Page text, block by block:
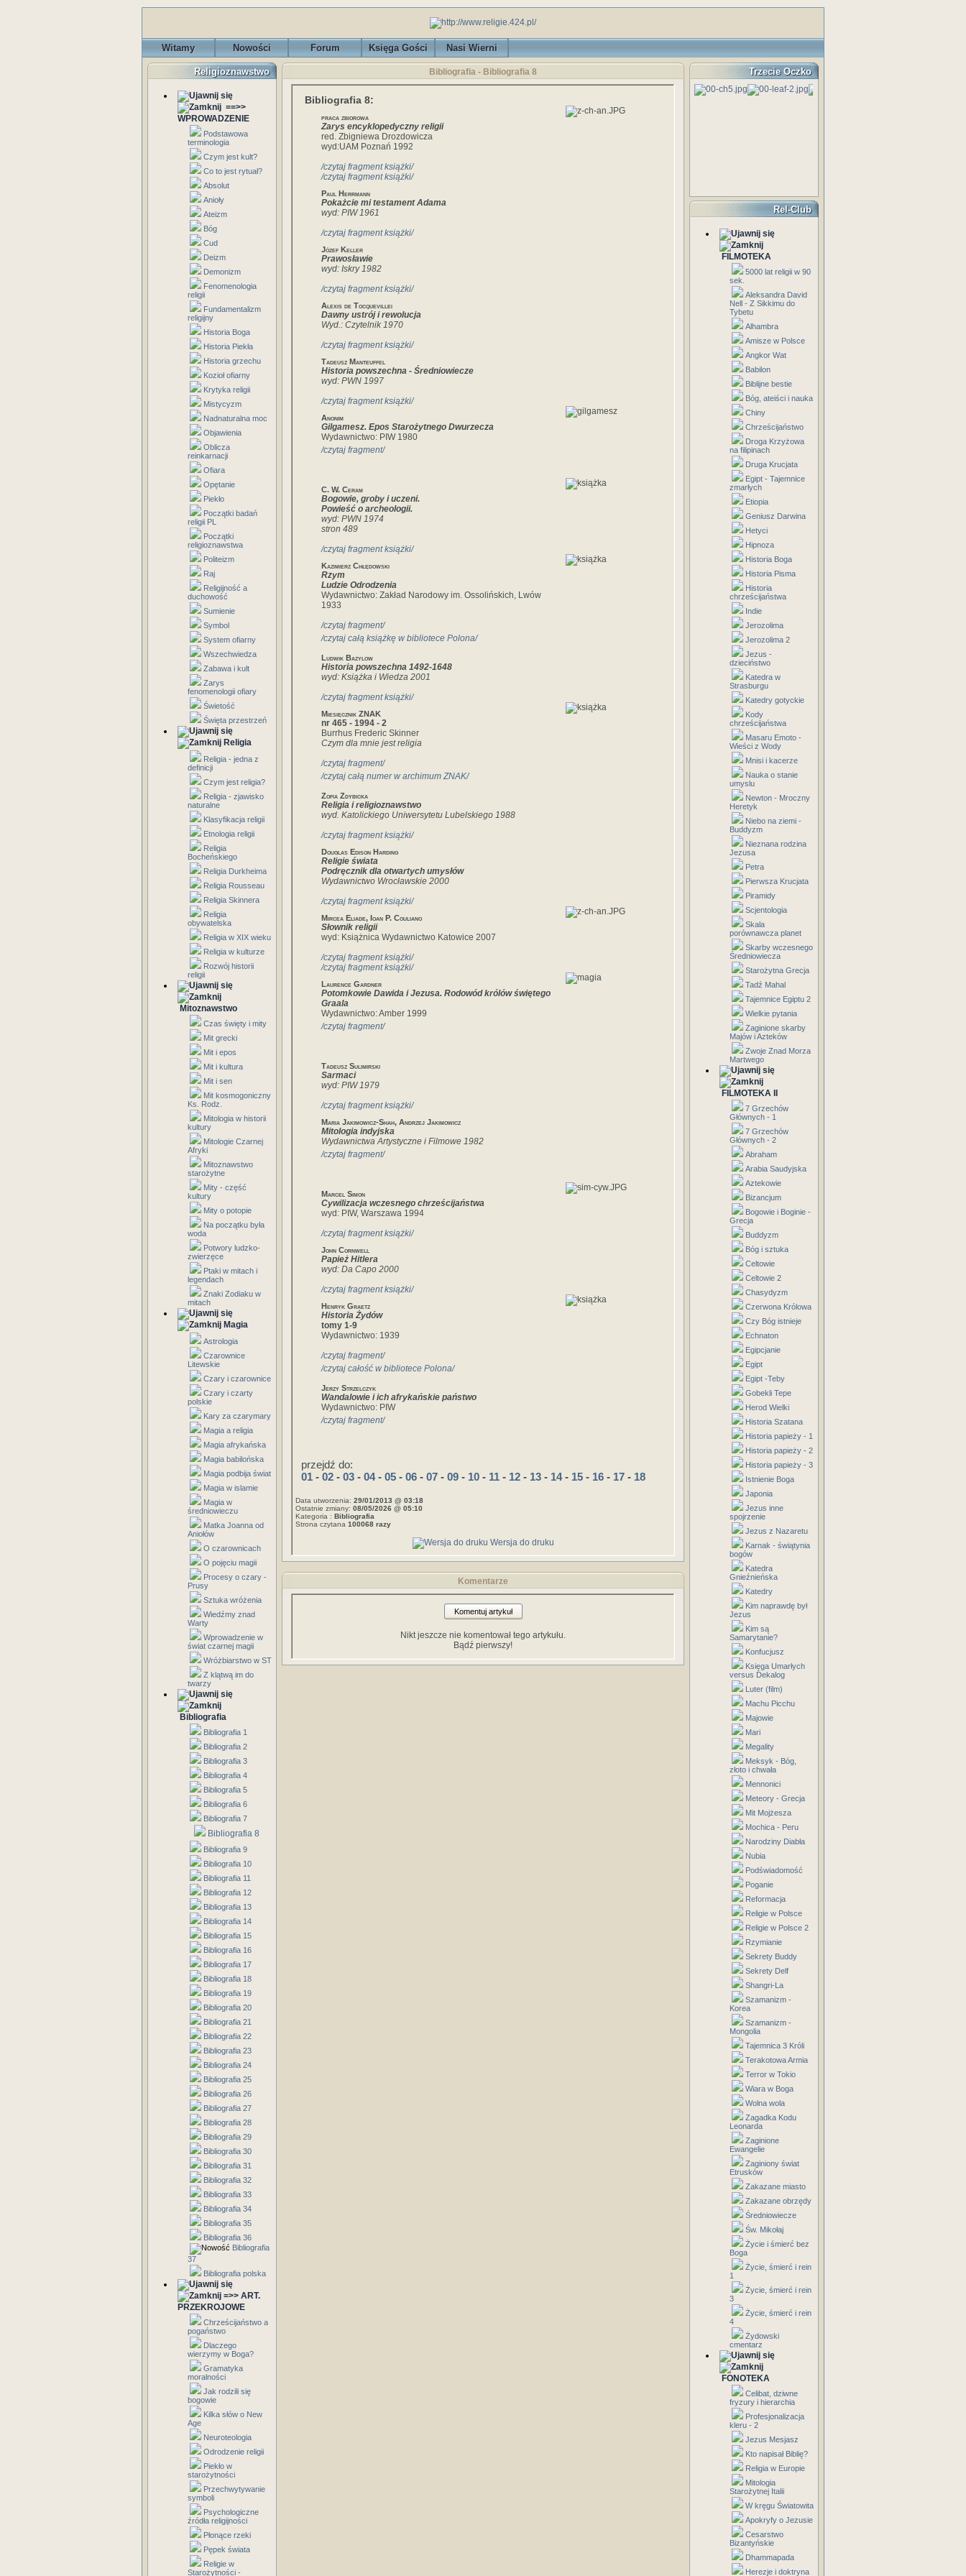
Witamy Nowości Forum Księga Gości Nasi Wierni
Religioznawstwo
==>>
WPROWADZENIE
Podstawowa
terminologia
Czym jest kult?
Co to jest rytuał?
Absolut
Anioły
Ateizm
Bóg
Cud
Deizm
Demonizm
Fenomenologia
religii
Fundamentalizm
religijny
Historia Boga
Historia Piekła
Historia grzechu
Kozioł ofiarny
Krytyka religii
Mistycyzm
Nadnaturalna moc
Objawienia
Oblicza
reinkarnacji
Ofiara
Opętanie
Piekło
Początki badań
religii PL
Początki
religioznawstwa
Politeizm
Raj
Religijność a
duchowość
Sumienie
Symbol
System ofiarny
Wszechwiedza
Zabawa i kult
Zarys
fenomenologii ofiary
Świetość
Święta przestrzeń
Religia
Religia - jedna z
definicji
Czym jest religia?
Religia - zjawisko
naturalne
Klasyfikacja religii
Etnologia religii
Religia
Bocheńskiego
Religia Durkheima
Religia Rousseau
Religia Skinnera
Religia
obywatelska
Religia w XIX wieku
Religia w kulturze
Rozwój historii
religii
Mitoznawstwo
Czas święty i mity
Mit grecki
Mit i epos
Mit i kultura
Mit i sen
Mit kosmogoniczny
Ks. Rodz.
Mitologia w historii
kultury
Mitologie Czarnej
Afryki
Mitoznawstwo
starożytne
Mity - część
kultury
Mity o potopie
Na początku była
woda
Potwory ludzko-
zwierzęce
Ptaki w mitach i
legendach
Znaki Zodiaku w
mitach
Magia
Astrologia
Czarownice
Litewskie
Czary i czarownice
Czary i czarty
polskie
Kary za czarymary
Magia a religia
Magia afrykańska
Magia babilońska
Magia podbija świat
Magia w islamie
Magia w
średniowieczu
Matka Joanna od
Aniołów
O czarownicach
O pojęciu magii
Procesy o czary -
Prusy
Sztuka wróżenia
Wiedźmy znad
Warty
Wprowadzenie w
świat czarnej magii
Wróżbiarstwo w ST
Z klątwą im do
twarzy
Bibliografia
Bibliografia 1
Bibliografia 2
Bibliografia 3
Bibliografia 4
Bibliografia 5
Bibliografia 6
Bibliografia 7
Bibliografia 8
Bibliografia 9
Bibliografia 10
Bibliografia 11
Bibliografia 12
Bibliografia 13
Bibliografia 14
Bibliografia 15
Bibliografia 16
Bibliografia 17
Bibliografia 18
Bibliografia 19
Bibliografia 20
Bibliografia 21
Bibliografia 22
Bibliografia 23
Bibliografia 24
Bibliografia 25
Bibliografia 26
Bibliografia 27
Bibliografia 28
Bibliografia 29
Bibliografia 30
Bibliografia 31
Bibliografia 32
Bibliografia 33
Bibliografia 34
Bibliografia 35
Bibliografia 36
Bibliografia
37
Bibliografia polska
=>> ART.
PRZEKROJOWE
Chrześcijaństwo a
pogaństwo
Dlaczego
wierzymy w Boga?
Gramatyka
moralności
Jak rodzili się
bogowie
Kilka słów o New
Age
Neuroteologia
Odrodzenie religii
Piekło w
starożytności
Przechwytywanie
symboli
Psychologiczne
źródła religijności
Płonące rzeki
Pępek świata
Religie w
Starożytności -
Bibliografia - Bibliografia 8
Bibliografia 8:
praca zbiorowa
Zarys encyklopedyczny religii
red. Zbigniewa Drozdowicza
wyd:UAM Poznań 1992
/czytaj fragment książki/
/czytaj fragment książki/
Paul Herrmann
Pokażcie mi testament Adama
wyd: PIW 1961
/czytaj fragment książki/
Józef Keller
Prawosławie
wyd: Iskry 1982
/czytaj fragment książki/
Alexis de Tocquevillei
Dawny ustrój i rewolucja
Wyd.: Czytelnik 1970
/czytaj fragment książki/
Tadeusz Manteuffel
Historia powszechna - Średniowiecze
wyd: PWN 1997
/czytaj fragment książki/
Anonim
Gilgamesz. Epos Starożytnego Dwurzecza
Wydawnictwo: PIW 1980
/czytaj fragment/
C. W. Ceram
Bogowie, groby i uczeni.
Powieść o archeologii.
wyd: PWN 1974
stron 489
/czytaj fragment książki/
Kazimierz Chłędowski
Rzym
Ludzie Odrodzenia
Wydawnictwo: Zakład Narodowy im. Ossolińskich, Lwów
1933
/czytaj fragment/
/czytaj całą książkę w bibliotece Polona/
Ludwik Bazylow
Historia powszechna 1492-1648
wyd: Książka i Wiedza 2001
/czytaj fragment książki/
Miesięcznik ZNAK
nr 465 - 1994 - 2
Burrhus Frederic Skinner
Czym dla mnie jest religia
/czytaj fragment/
/czytaj całą numer w archimum ZNAK/
Zofia Zdybicka
Religia i religioznawstwo
wyd. Katolickiego Uniwersytetu Lubelskiego 1988
/czytaj fragment książki/
Douglas Edison Harding
Religie świata
Podręcznik dla otwartych umysłów
Wydawnictwo Wrocławskie 2000
/czytaj fragment książki/
Mircea Eliade, Ioan P. Couliano
Słownik religii
wyd: Książnica Wydawnictwo Katowice 2007
/czytaj fragment książki/
/czytaj fragment książki/
Laurence Gardner
Potomkowie Dawida i Jezusa. Rodowód królów świętego
Graala
Wydawnictwo: Amber 1999
/czytaj fragment/
Tadeusz Sulimirski
Sarmaci
wyd: PIW 1979
/czytaj fragment książki/
Maria Jakimowicz-Shah, Andrzej Jakimowicz
Mitologia indyjska
Wydawnictwa Artystyczne i Filmowe 1982
/czytaj fragment/
Marcel Simon
Cywilizacja wczesnego chrześcijaństwa
wyd: PIW, Warszawa 1994
/czytaj fragment książki/
John Cornwell
Papież Hitlera
wyd: Da Capo 2000
/czytaj fragment książki/
Henryk Graetz
Historia Żydów
tomy 1-9
Wydawnictwo: 1939
/czytaj fragment/
/czytaj całość w bibliotece Polona/
Jerzy Strzelczyk
Wandalowie i ich afrykańskie państwo
Wydawnictwo: PIW
/czytaj fragment/
przejdź do:
01 - 02 - 03 - 04- 05 - 06 - 07 - 09 - 10 - 11 - 12 - 13 - 14- 15 - 16 - 17 - 18
Data utworzenia: 29/01/2013 @ 03:18
Ostatnie zmiany: 08/05/2026 @ 05:10
Kategoria : Bibliografia
Strona czytana 100068 razy
Wersja do druku
Komentarze
Komentuj artykuł
Nikt jeszcze nie komentował tego artykułu.
Bądź pierwszy!
Trzecie Oczko
Rel-Club
FILMOTEKA
5000 lat religii w 90
sek.
Aleksandra David
Nell - Z Sikkimu do
Tybetu
Alhambra
Amisze w Polsce
Angkor Wat
Babilon
Biblijne bestie
Bóg, ateiści i nauka
Chiny
Chrześcijaństwo
Droga Krzyżowa
na filipinach
Druga Krucjata
Egipt - Tajemnice
zmarłych
Etiopia
Geniusz Darwina
Hetyci
Hipnoza
Historia Boga
Historia Pisma
Historia
chrześcijaństwa
Indie
Jerozolima
Jerozolima 2
Jezus -
dzieciństwo
Katedra w
Strasburgu
Katedry gotyckie
Kody
chrześcijaństwa
Masaru Emoto -
Wieści z Wody
Mnisi i kacerze
Nauka o stanie
umyslu
Newton - Mroczny
Heretyk
Niebo na ziemi -
Buddyzm
Nieznana rodzina
Jezusa
Petra
Pierwsza Krucjata
Piramidy
Scjentologia
Skala
porównawcza planet
Skarby wczesnego
Średniowiecza
Starożytna Grecja
Tadź Mahal
Tajemnice Egiptu 2
Wielkie pytania
Zaginione skarby
Majów i Azteków
Zwoje Znad Morza
Martwego
FILMOTEKA II
7 Grzechów
Głównych - 1
7 Grzechów
Głównych - 2
Abraham
Arabia Saudyjska
Aztekowie
Bizancjum
Bogowie i Boginie -
Grecja
Buddyzm
Bóg i sztuka
Celtowie
Celtowie 2
Chasydyzm
Czerwona Królowa
Czy Bóg istnieje
Echnaton
Egipcjanie
Egipt
Egipt -Teby
Gobekli Tepe
Herod Wielki
Historia Szatana
Historia papieży - 1
Historia papieży - 2
Historia papieży - 3
Istnienie Boga
Japonia
Jezus inne
spojrzenie
Jezus z Nazaretu
Karnak - świątynia
bogów
Katedra
Gnieźnieńska
Katedry
Kim naprawdę był
Jezus
Kim są
Samarytanie?
Konfucjusz
Księga Umarłych
versus Dekalog
Luter (film)
Machu Picchu
Majowie
Mari
Megality
Meksyk - Bóg,
złoto i chwała
Mennonici
Meteory - Grecja
Mit Mojżesza
Mochica - Peru
Narodziny Diabła
Nubia
Podświadomość
Poganie
Reformacja
Religie w Polsce
Religie w Polsce 2
Rzymianie
Sekrety Buddy
Sekrety Delf
Shangri-La
Szamanizm -
Korea
Szamanizm -
Mongolia
Tajemnica 3 Króli
Terakotowa Armia
Terror w Tokio
Wiara w Boga
Wolna wola
Zagadka Kodu
Leonarda
Zaginione
Ewangelie
Zaginiony świat
Etrusków
Zakazane miasto
Zakazane obrzędy
Średniowiecze
Św. Mikołaj
Życie i śmierć bez
Boga
Życie, śmierć i rein
1
Życie, śmierć i rein
3
Życie, śmierć i rein
4
Żydowski
cmentarz
FONOTEKA
Celibat, dziwne
fryzury i hierarchia
Profesjonalizacja
kleru - 2
Jezus Mesjasz
Kto napisał Biblię?
Religia w Europie
Mitologia
Starożytnej Italii
W kręgu Światowita
Apokryfy o Jezusie
Cesarstwo
Bizantyńskie
Dhammapada
Herezje i doktryna